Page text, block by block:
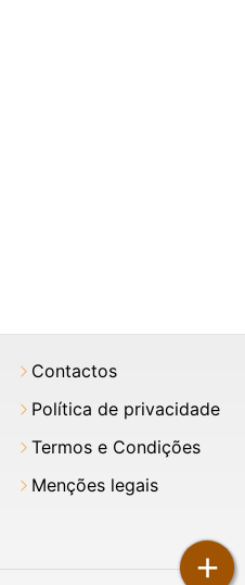
+
Contactos
Política de privacidade
Termos e Condições
Menções legais